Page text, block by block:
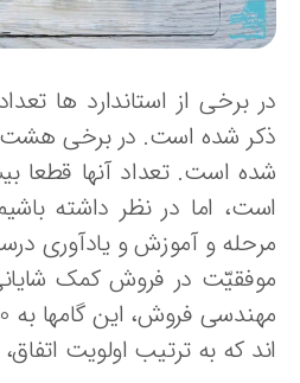
برخی از استاندارد ها تعداد
شده است. در برخی هشت و
است. تعداد آنها قطعا
اما در نظر داشته باشیم
و آموزش و یادآوری
در فروش کمک شایانی
که به ترتیب اولویت اتفاق،